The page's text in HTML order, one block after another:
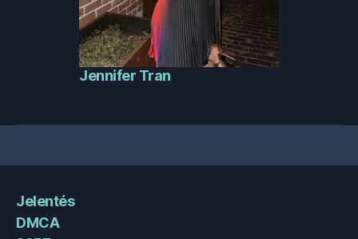
Jennifer Tran
Jelentés
DMCA